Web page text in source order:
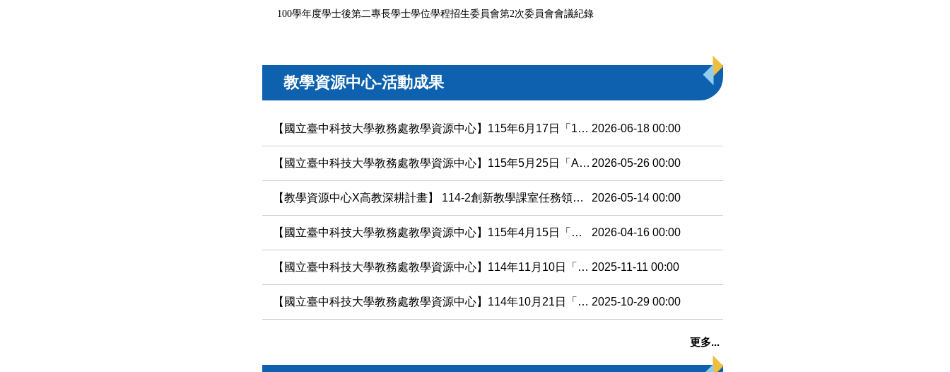
100學年度學士後第二專長學士學位學程招生委員會第2次委員會會議紀錄
教學資源中心-活動成果
【國立臺中科技大學教務處教學資源中心】115年6月17日「114年度教育部教學實踐研究計畫成果發表會」 2026-06-18 00:00
【國立臺中科技大學教務處教學資源中心】115年5月25日「AI 賦能的議題設計師：打造深度互動的非同步討論」 2026-05-26 00:00
【教學資源中心X高教深耕計畫】 114-2創新教學課室任務領航員職前培訓圓滿成功 2026-05-14 00:00
【國立臺中科技大學教務處教學資源中心】115年4月15日「教學與研究創新之路」 2026-04-16 00:00
【國立臺中科技大學教務處教學資源中心】114年11月10日「115年度教學實踐研究計畫校內徵件說明會」 2025-11-11 00:00
【國立臺中科技大學教務處教學資源中心】114年10月21日「從點子到計畫：教學實踐研究中的誠信與倫理」 2025-10-29 00:00
更多...